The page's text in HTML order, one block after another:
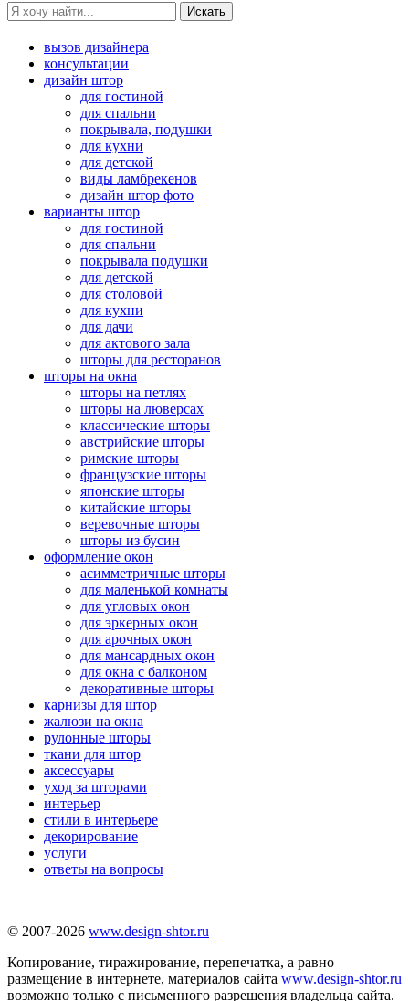
вызов дизайнера
консультации
дизайн штор
для гостиной
для спальни
покрывала, подушки
для кухни
для детской
виды ламбрекенов
дизайн штор фото
варианты штор
для гостиной
для спальни
покрывала подушки
для детской
для столовой
для кухни
для дачи
для актового зала
шторы для ресторанов
шторы на окна
шторы на петлях
шторы на люверсах
классические шторы
австрийские шторы
римские шторы
французские шторы
японские шторы
китайские шторы
веревочные шторы
шторы из бусин
оформление окон
асимметричные шторы
для маленькой комнаты
для угловых окон
для эркерных окон
для арочных окон
для мансардных окон
для окна с балконом
декоративные шторы
карнизы для штор
жалюзи на окна
рулонные шторы
ткани для штор
аксессуары
уход за шторами
интерьер
стили в интерьере
декорирование
услуги
ответы на вопросы
© 2007-2026 www.design-shtor.ru
Копирование, тиражирование, перепечатка, а равно
размещение в интернете, материалов сайта www.design-shtor.ru
возможно только с письменного разрешения владельца сайта.